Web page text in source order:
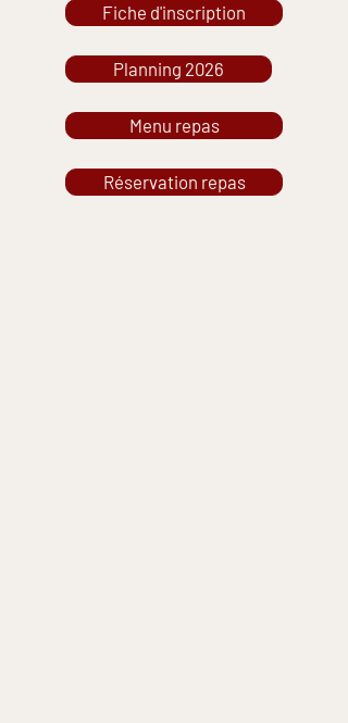
Fiche d'inscription
Planning 2026
Menu repas
Réservation repas